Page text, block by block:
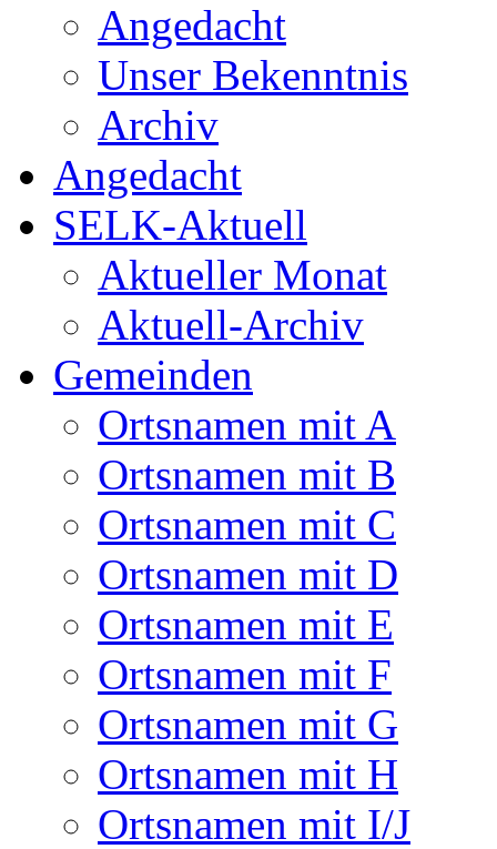
Angedacht
Unser Bekenntnis
Archiv
Angedacht
SELK-Aktuell
Aktueller Monat
Aktuell-Archiv
Gemeinden
Ortsnamen mit A
Ortsnamen mit B
Ortsnamen mit C
Ortsnamen mit D
Ortsnamen mit E
Ortsnamen mit F
Ortsnamen mit G
Ortsnamen mit H
Ortsnamen mit I/J